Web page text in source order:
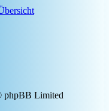
phpBB Limited